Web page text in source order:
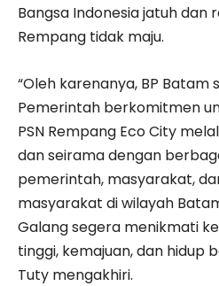
Bangsa Indonesia jatuh dan
Rempang tidak maju.
“Oleh karenanya, BP Batam
Pemerintah berkomitmen
PSN Rempang Eco City
dan seirama dengan
pemerintah, masyarakat,
masyarakat di wilayah
Galang segera menikmati
tinggi, kemajuan, dan hidup
Tuty mengakhiri.